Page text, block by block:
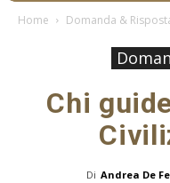
Home Domanda &
Chi
Di Andrea De